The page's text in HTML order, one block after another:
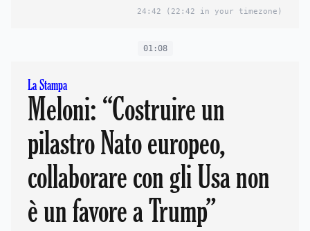
24:42 (22:42 in your timezone)
01:08
La Stampa
Meloni: “Costruire un
pilastro Nato europeo,
collaborare con gli Usa non
è un favore a Trump”